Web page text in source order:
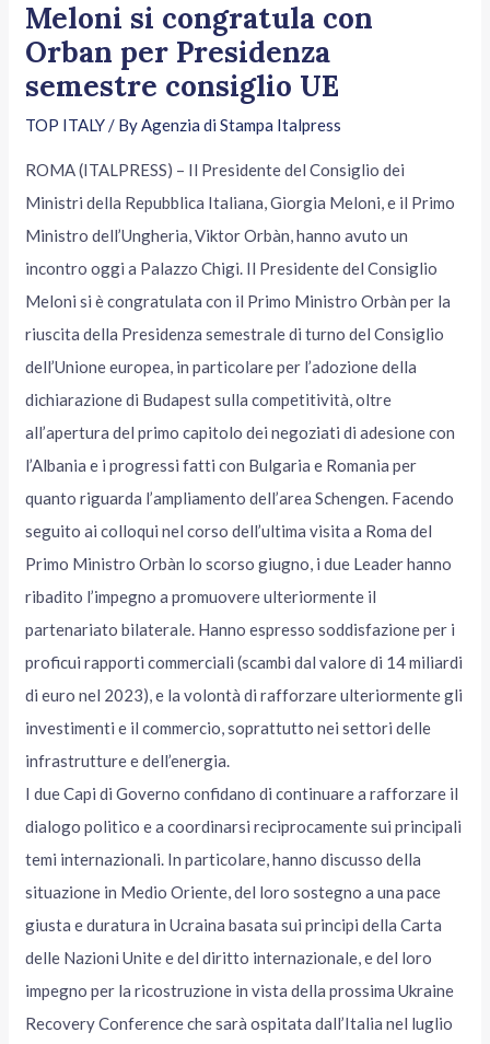
Meloni si congratula con
Orban per Presidenza
semestre consiglio UE
TOP ITALY/ ByAgenzia di Stampa Italpress
ROMA (ITALPRESS) – Il Presidente del Consiglio dei
Ministri della Repubblica Italiana, Giorgia Meloni, e il Primo
Ministro dell’Ungheria, Viktor Orbàn, hanno avuto un
incontro oggi a Palazzo Chigi. Il Presidente del Consiglio
Meloni si è congratulata con il Primo Ministro Orbàn per la
riuscita della Presidenza semestrale di turno del Consiglio
dell’Unione europea, in particolare per l’adozione della
dichiarazione di Budapest sulla competitività, oltre
all’apertura del primo capitolo dei negoziati di adesione con
l’Albania e i progressi fatti con Bulgaria e Romania per
quanto riguarda l’ampliamento dell’area Schengen. Facendo
seguito ai colloqui nel corso dell’ultima visita a Roma del
Primo Ministro Orbàn lo scorso giugno, i due Leader hanno
ribadito l’impegno a promuovere ulteriormente il
partenariato bilaterale. Hanno espresso soddisfazione per i
proficui rapporti commerciali (scambi dal valore di 14 miliardi
di euro nel 2023), e la volontà di rafforzare ulteriormente gli
investimenti e il commercio, soprattutto nei settori delle
infrastrutture e dell’energia.
I due Capi di Governo confidano di continuare a rafforzare il
dialogo politico e a coordinarsi reciprocamente sui principali
temi internazionali. In particolare, hanno discusso della
situazione in Medio Oriente, del loro sostegno a una pace
giusta e duratura in Ucraina basata sui principi della Carta
delle Nazioni Unite e del diritto internazionale, e del loro
impegno per la ricostruzione in vista della prossima Ukraine
Recovery Conference che sarà ospitata dall’Italia nel luglio